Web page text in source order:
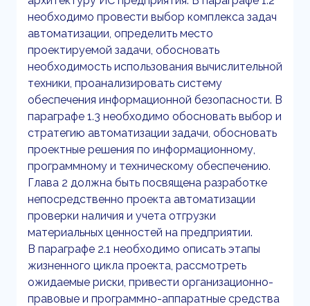
необходимо провести выбор комплекса задач
автоматизации, определить место
проектируемой задачи, обосновать
необходимость использования вычислительной
техники, проанализировать систему
обеспечения информационной безопасности. В
параграфе 1.3 необходимо обосновать выбор и
стратегию автоматизации задачи, обосновать
проектные решения по информационному,
программному и техническому обеспечению.
Глава 2 должна быть посвящена разработке
непосредственно проекта автоматизации
проверки наличия и учета отгрузки
материальных ценностей на предприятии.
В параграфе 2.1 необходимо описать этапы
жизненного цикла проекта, рассмотреть
ожидаемые риски, привести организационно-
правовые и программно-аппаратные средства